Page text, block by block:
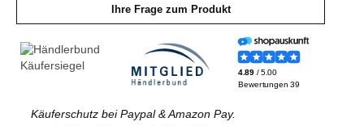
Ihre Frage zum Produkt
Käuferschutz bei Paypal & Amazon Pay.